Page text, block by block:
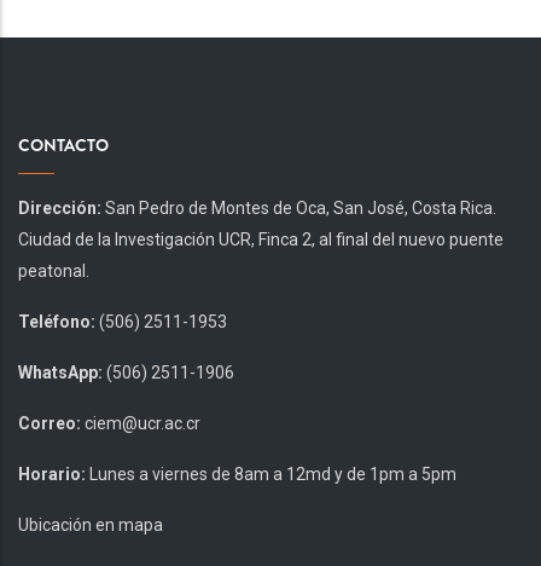
CONTACTO
Dirección: San Pedro de Montes de Oca, San José, Costa Rica.
Ciudad de la Investigación UCR, Finca 2, al final del nuevo puente
peatonal.
Teléfono: (506) 2511-1953
WhatsApp: (506) 2511-1906
Correo: ciem@ucr.ac.cr
Horario: Lunes a viernes de 8am a 12md y de 1pm a 5pm
Ubicación en mapa